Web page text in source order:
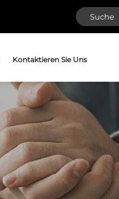
Kontaktieren Sie Uns